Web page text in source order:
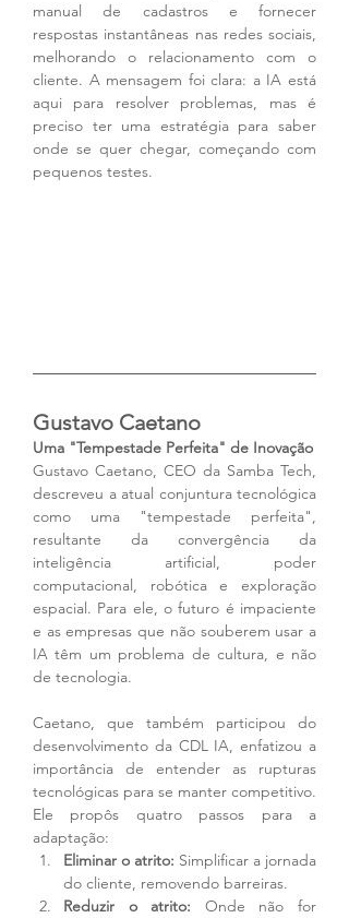
manual de cadastros e fornecer
respostas instantâneas nas redes sociais,
melhorando o relacionamento com o
cliente. A mensagem foi clara: a IA está
aqui para resolver problemas, mas é
preciso ter uma estratégia para saber
onde se quer chegar, começando com
pequenos testes.
Gustavo Caetano
Uma "Tempestade Perfeita" de Inovação
Gustavo Caetano, CEO da Samba Tech,
descreveu a atual conjuntura tecnológica
como uma "tempestade perfeita",
resultante da convergência da
inteligência artificial, poder
computacional, robótica e exploração
espacial. Para ele, o futuro é impaciente
e as empresas que não souberem usar a
IA têm um problema de cultura, e não
de tecnologia.
Caetano, que também participou do
desenvolvimento da CDL IA, enfatizou a
importância de entender as rupturas
tecnológicas para se manter competitivo.
Ele propôs quatro passos para a
adaptação:
Eliminar o atrito: Simplificar a jornada
do cliente, removendo barreiras.
Reduzir o atrito: Onde não for